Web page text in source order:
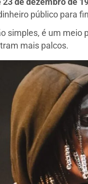
público para
simples, é um
mais palcos.